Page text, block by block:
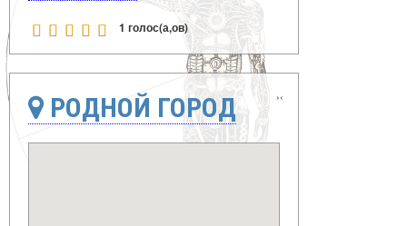
1 голос(а,ов)
РОДНОЙ ГОРОД ‹
›